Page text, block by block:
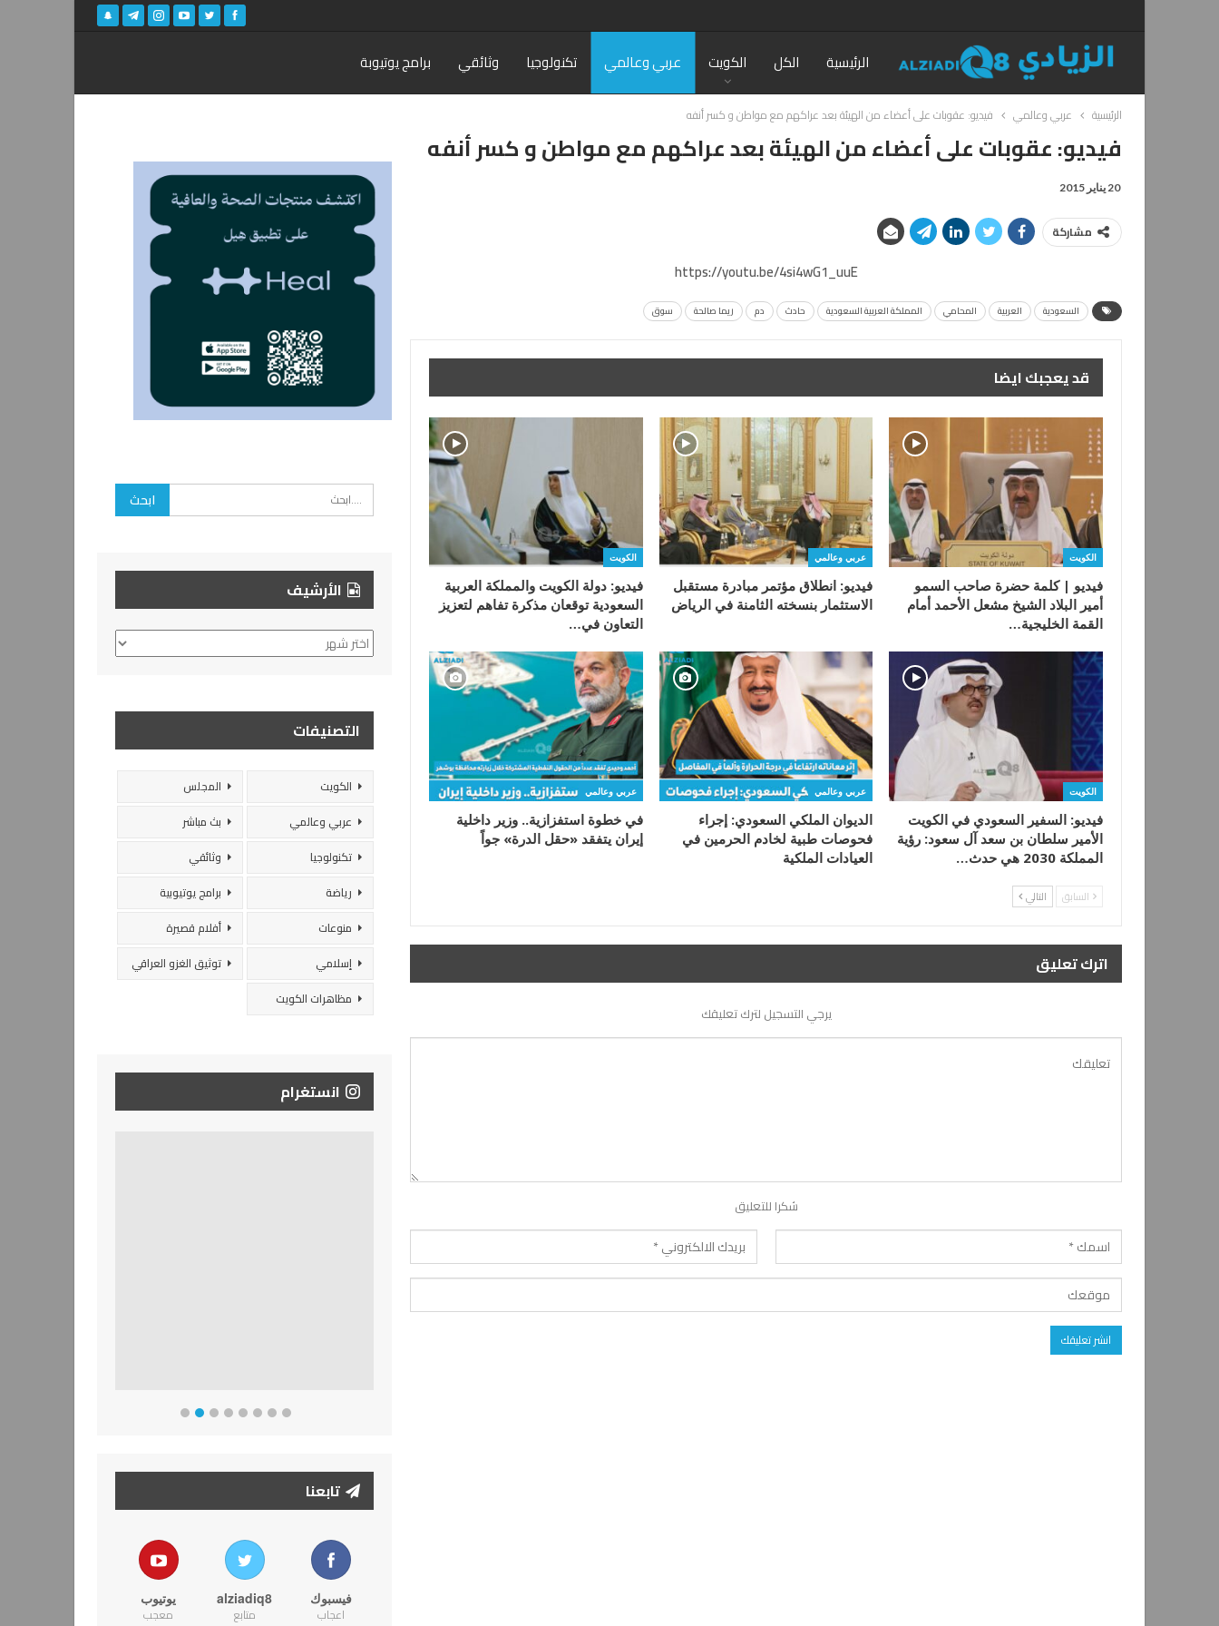
الرئيسية الكل الكويت عربي وعالمي تكنولوجيا وثائقي برامج يوتيوبة
الرئيسية عربي وعالمي فيديو: عقوبات على أعضاء من الهيئة بعد عراكهم مع مواطن و كسر أنفه
فيديو: عقوبات على أعضاء من الهيئة بعد عراكهم مع مواطن و كسر أنفه
20 يناير 2015
مشاركة
https://youtu.be/4si4wG1_uuE
السعودية العربية المحامي المملكة العربية السعودية حادث دم ريما صالحة سوق
قد يعجبك ايضا
الكويت
فيديو | كلمة حضرة صاحب السمو
أمير البلاد الشيخ مشعل الأحمد أمام
القمة الخليجية…
عربي وعالمي
فيديو: انطلاق مؤتمر مبادرة مستقبل
الاستثمار بنسخته الثامنة في الرياض
الكويت
فيديو: دولة الكويت والمملكة العربية
السعودية توقعان مذكرة تفاهم لتعزيز
التعاون في…
الكويت
فيديو: السفير السعودي في الكويت
الأمير سلطان بن سعد آل سعود: رؤية
المملكة 2030 هي حدث…
عربي وعالمي
الديوان الملكي السعودي: إجراء
فحوصات طبية لخادم الحرمين في
العيادات الملكية
عربي وعالمي
في خطوة استفزازية.. وزير داخلية
إيران يتفقد «حقل الدرة» جواً
السابق التالي
اترك تعليق
يرجي التسجيل لترك تعليقك
شكرا للتعليق
الأرشيف
الأرشيف
التصنيفات
الكويت
المجلس
عربي وعالمي
بث مباشر
تكنولوجيا
وثائقي
رياضة
برامج يوتيوبية
منوعات
أفلام قصيرة
إسلامي
توثيق الغزو العراقي
مظاهرات الكويت
انستغرام
تابعنا
فيسبوك
اعجاب
alziadiq8
متابع
يوتيوب
معجب